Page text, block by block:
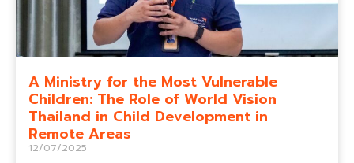
A Ministry for the Most Vulnerable
Children: The Role of World Vision
Thailand in Child Development in
Remote Areas
12/07/2025